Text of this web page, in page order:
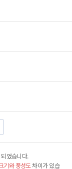
었습니다.
크기와 풍성도차이가 있습